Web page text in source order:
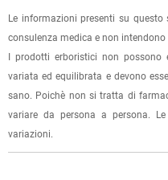
oppure dalla fattura se
(selezionando l'apposita
specificando l'indirizzo di
Dalla tuaArea Clientepotrai
dell'ordine e lo stato della
Per qualsiasi
Le informazioni presenti su
consulenza medica e non
I prodotti erboristici non possono
variata ed equilibrata e devono
sano. Poichè non si tratta di
variare da persona a persona.
variazioni.